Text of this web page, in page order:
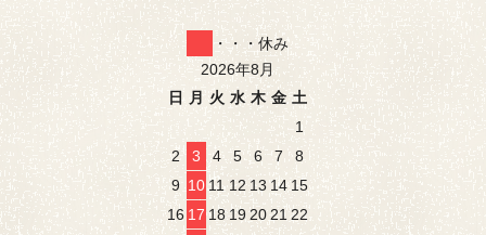
・・・休み
2026年8月
日 月 火 水 木 金 土
1
2
3 4 5 6 7
8
9 10 11 12 13 14 15
16 17 18 19202122